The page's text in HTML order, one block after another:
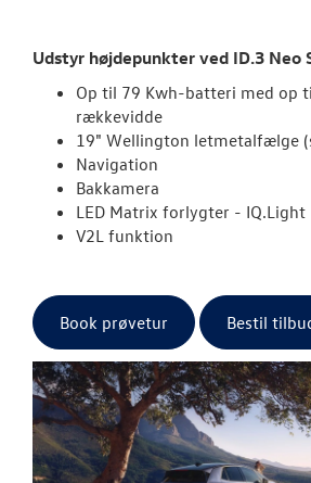
Udstyr højdepunkter ved ID.3 Neo
Op til 79 Kwh-batteri med op
rækkevidde
19" Wellington letmetalfælge
Navigation
Bakkamera
LED Matrix forlygter - IQ.Light
V2L funktion
Book prøvetur Bestil